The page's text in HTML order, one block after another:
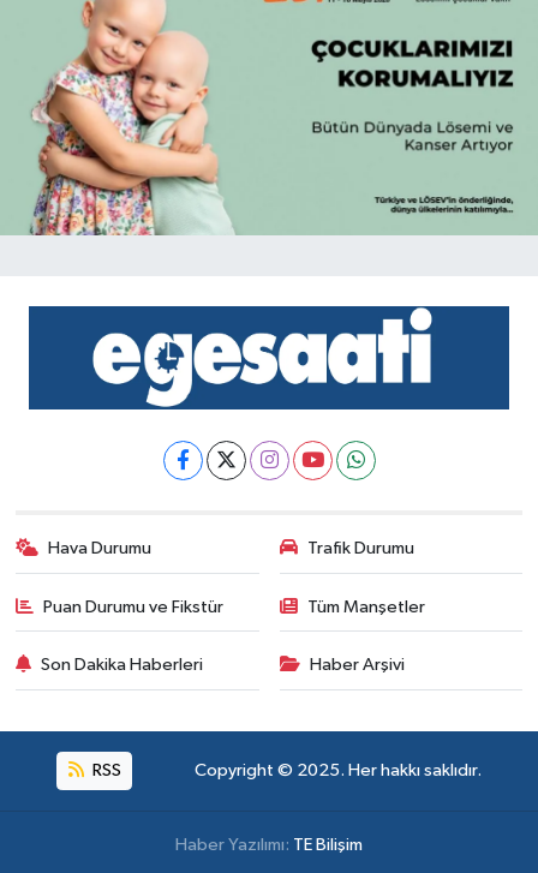
Hava Durumu Trafik Durumu
Puan Durumu ve Fikstür Tüm Manşetler
Son Dakika Haberleri Haber Arşivi
RSS Copyright © 2025. Her hakkı saklıdır.
Haber Yazılımı: TE Bilişim